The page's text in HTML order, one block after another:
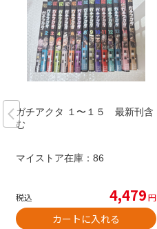
ガチアクタ １〜１５ 最新刊含
む
マイストア在庫： 86
税込 4,479円
カートに入れる